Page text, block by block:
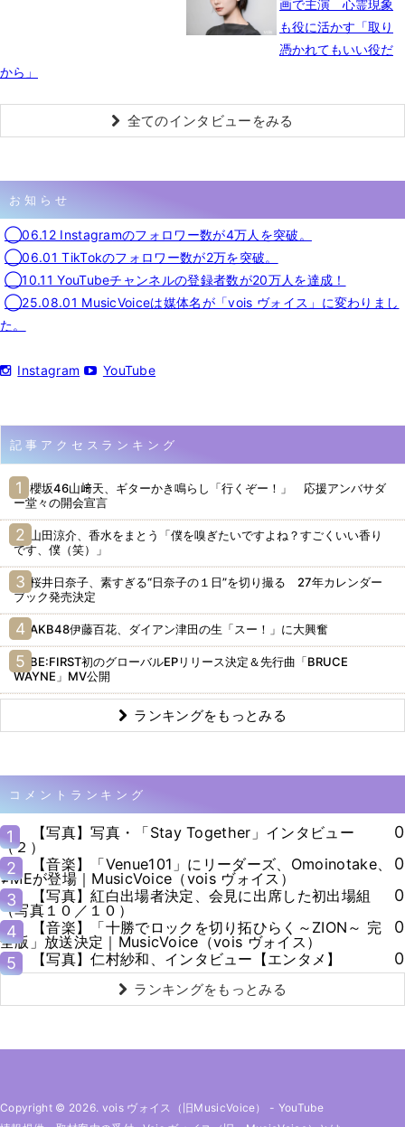
画で主演 心霊現象
も役に活かす「取り
憑かれてもいい役だ
から」
全てのインタビューをみる
お知らせ
◯06.12 Instagramのフォロワー数が4万人を突破。
◯06.01 TikTokのフォロワー数が2万を突破。
◯10.11 YouTubeチャンネルの登録者数が20万人を達成！
◯25.08.01 MusicVoiceは媒体名が「vois ヴォイス」に変わりまし
た。
Instagram YouTube
記事アクセスランキング
櫻坂46山﨑天、ギターかき鳴らし「行くぞー！」 応援アンバサダ
ー堂々の開会宣言
山田涼介、香水をまとう「僕を嗅ぎたいですよね？すごくいい香り
です、僕（笑）」
桜井日奈子、素すぎる“日奈子の１日”を切り撮る 27年カレンダー
ブック発売決定
AKB48伊藤百花、ダイアン津田の生「スー！」に大興奮
BE:FIRST初のグローバルEPリリース決定＆先行曲「BRUCE
WAYNE」MV公開
ランキングをもっとみる
コメントランキング
1
【写真】写真・「Stay Together」インタビュー
（２）
0
2
【音楽】「Venue101」にリーダーズ、Omoinotake、
≠MEが登場｜MusicVoice（vois ヴォイス）
0
3
【写真】紅白出場者決定、会見に出席した初出場組
（写真１０／１０）
0
4
【音楽】「十勝でロックを切り拓ひらく～ZION～ 完
全版」放送決定｜MusicVoice（vois ヴォイス）
0
5
【写真】仁村紗和、インタビュー【エンタメ】 0
ランキングをもっとみる
Copyright © 2026. vois ヴォイス（旧MusicVoice） - YouTube